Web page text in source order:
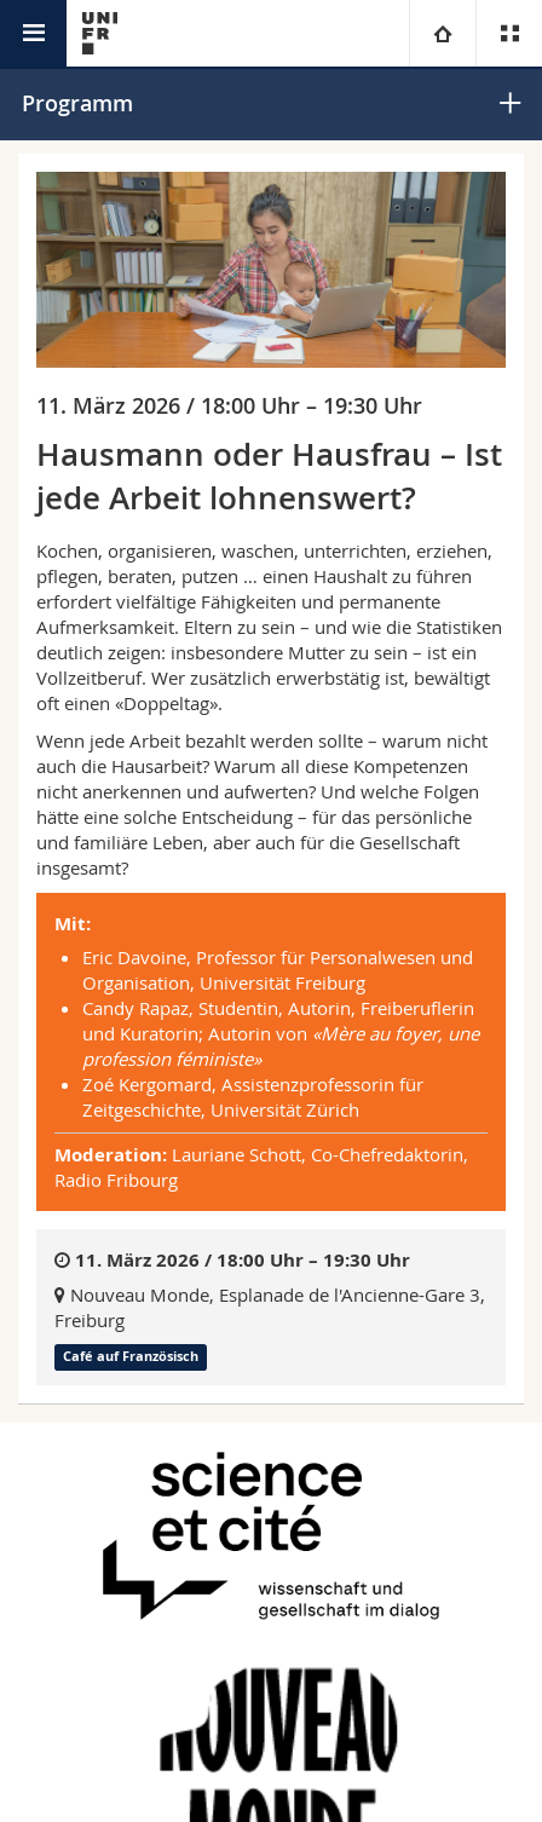
Universität
Campus
Forschung
Universität
Fakultäten
Theologische Fak.
Rechtswissenschaftliche Fak.
Wirtschafts- und Sozialwissenschaftliche Fak.
Fak. für Erziehungs- und Bildungswissenschaften
Math.-Nat. und Med. Fak.
Interfakultär
Informationen für
Studieninteressierte
Studierende
Forschende
Mitarbeitende
Doktorierende
Ressourcen
Personenverzeichnis
Bibliotheken
Webmail
Vorlesungsverzeichnis
MyUnifr
Programm
11. März 2026 / 18:00 Uhr – 19:30 Uhr
Hausmann oder Hausfrau – Ist
jede Arbeit lohnenswert?
Kochen, organisieren, waschen, unterrichten, erziehen,
pflegen, beraten, putzen … einen Haushalt zu führen
erfordert vielfältige Fähigkeiten und permanente
Aufmerksamkeit. Eltern zu sein – und wie die Statistiken
deutlich zeigen: insbesondere Mutter zu sein – ist ein
Vollzeitberuf. Wer zusätzlich erwerbstätig ist, bewältigt
oft einen «Doppeltag».
Wenn jede Arbeit bezahlt werden sollte – warum nicht
auch die Hausarbeit? Warum all diese Kompetenzen
nicht anerkennen und aufwerten? Und welche Folgen
hätte eine solche Entscheidung – für das persönliche
und familiäre Leben, aber auch für die Gesellschaft
insgesamt?
Mit:
Eric Davoine, Professor für Personalwesen und
Organisation, Universität Freiburg
Candy Rapaz, Studentin, Autorin, Freiberuflerin
und Kuratorin; Autorin von «Mère au foyer, une
profession féministe»
Zoé Kergomard, Assistenzprofessorin für
Zeitgeschichte, Universität Zürich
Moderation: Lauriane Schott, Co-Chefredaktorin,
Radio Fribourg
11. März 2026 / 18:00 Uhr – 19:30 Uhr
Nouveau Monde, Esplanade de l'Ancienne-Gare 3,
Freiburg
Café auf Französisch